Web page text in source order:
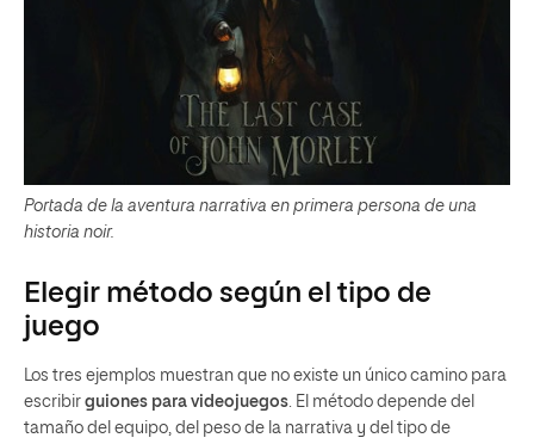
Portada de la aventura narrativa en primera persona de una
historia noir.
Elegir método según el tipo de
juego
Los tres ejemplos muestran que no existe un único camino para
escribir guiones para videojuegos. El método depende del
tamaño del equipo, del peso de la narrativa y del tipo de